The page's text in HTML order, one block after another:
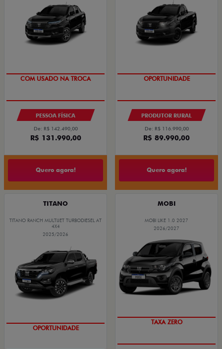
COM USADO NA TROCA
PESSOA FÍSICA
De: R$ 142.490,00
R$ 131.990,00
Quero agora!
OPORTUNIDADE
PRODUTOR RURAL
De: R$ 116.990,00
R$ 89.990,00
Quero agora!
TITANO
TITANO RANCH MULTIJET TURBODIESEL AT
4X4
2025/2026
OPORTUNIDADE
MOBI
MOBI LIKE 1.0 2027
2026/2027
TAXA ZERO